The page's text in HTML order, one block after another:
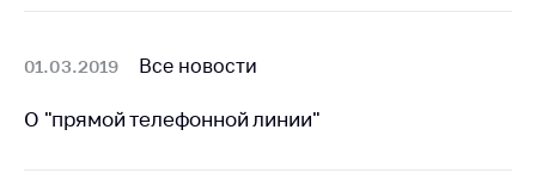
Идеологическая
работа
Официальные
01.03.2019 Все новости
О "прямой телефонной линии"